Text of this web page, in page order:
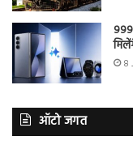
8
ऑटो जगत